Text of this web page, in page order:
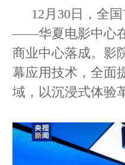
12月30日，全
——华夏电影中心
商业中心落成。影
幕应用技术，全面
域，以沉浸式体验